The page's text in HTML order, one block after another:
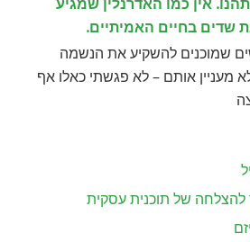
שדים בחיים האמיתיים.
שמוכנים להשקיע את הנשמה
אותם – לא פגשתי כאלו אף
של תוכנית עסקית